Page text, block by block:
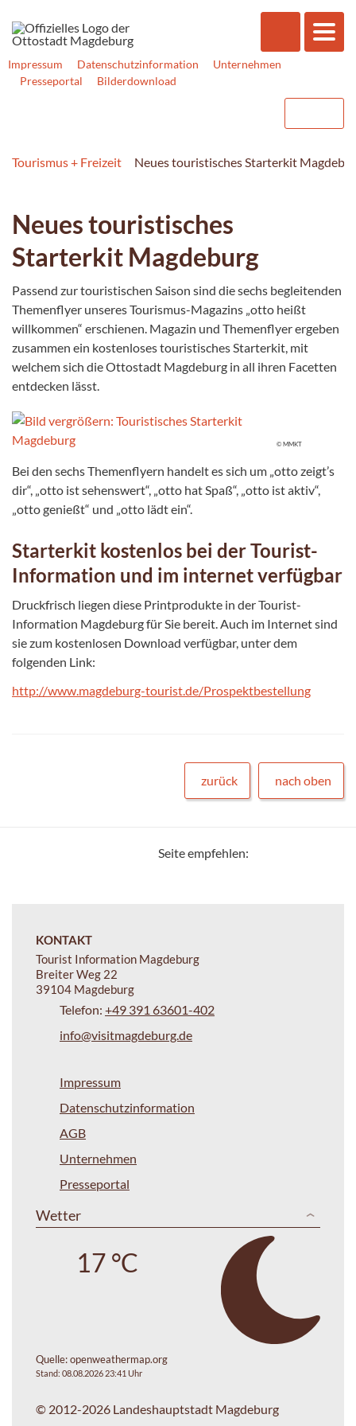
Impressum Datenschutzinformation
Unternehmen
Presseportal
Bilderdownload
Tourismus + Freizeit Neues touristisches Starterkit
Neues touristisches
Starterkit Magdeburg
Passend zur touristischen Saison sind die sechs begleitenden
Themenflyer unseres Tourismus-Magazins „otto heißt
willkommen“ erschienen. Magazin und Themenflyer ergeben
zusammen ein kostenloses touristisches Starterkit, mit
welchem sich die Ottostadt Magdeburg in all ihren Facetten
entdecken lässt.
© MMKT
Bei den sechs Themenflyern handelt es sich um „otto zeigt’s
dir“, „otto ist sehenswert“, „otto hat Spaß“, „otto ist aktiv“,
„otto genießt“ und „otto lädt ein“.
Starterkit kostenlos bei der Tourist-
Information und im internet verfügbar
Druckfrisch liegen diese Printprodukte in der Tourist-
Information Magdeburg für Sie bereit. Auch im Internet sind
sie zum kostenlosen Download verfügbar, unter dem
folgenden Link:
http://www.magdeburg-tourist.de/Prospektbestellung
zurück nach oben
Seite empfehlen:
KONTAKT
Tourist Information Magdeburg
Breiter Weg 22
39104 Magdeburg
Telefon: +49 391 63601-402
info@visitmagdeburg.de
Impressum
Datenschutzinformation
AGB
Unternehmen
Presseportal
Wetter
17 °C
Quelle:openweathermap.org
Stand: 08.08.2026 23:41 Uhr
© 2012-2026 Landeshauptstadt Magdeburg